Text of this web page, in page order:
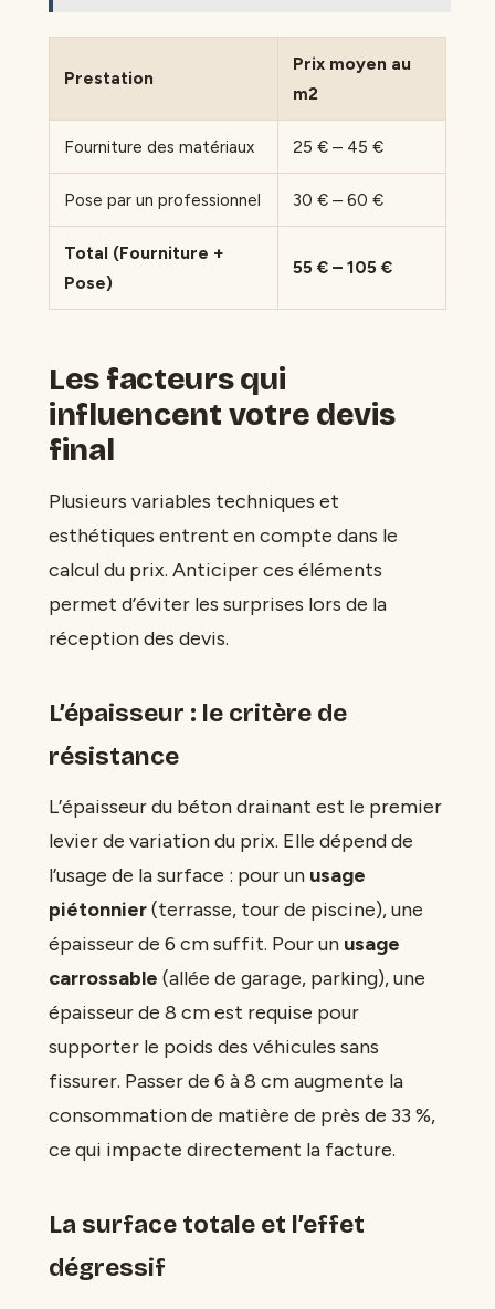
Prestation
Prix moyen au
m2
Fourniture des matériaux 25 € – 45 €
Pose par un professionnel 30 € – 60 €
Total (Fourniture +
Pose)
55 € – 105 €
Les facteurs qui
influencent votre devis
final
Plusieurs variables techniques et
esthétiques entrent en compte dans le
calcul du prix. Anticiper ces éléments
permet d’éviter les surprises lors de la
réception des devis.
L’épaisseur : le critère de
résistance
L’épaisseur du béton drainant est le premier
levier de variation du prix. Elle dépend de
l’usage de la surface : pour un usage
piétonnier(terrasse, tour de piscine), une
épaisseur de 6 cm suffit. Pour un usage
carrossable (allée de garage, parking), une
épaisseur de 8 cm est requise pour
supporter le poids des véhicules sans
fissurer. Passer de 6 à 8 cm augmente la
consommation de matière de près de 33 %,
ce qui impacte directement la facture.
La surface totale et l’effet
dégressif